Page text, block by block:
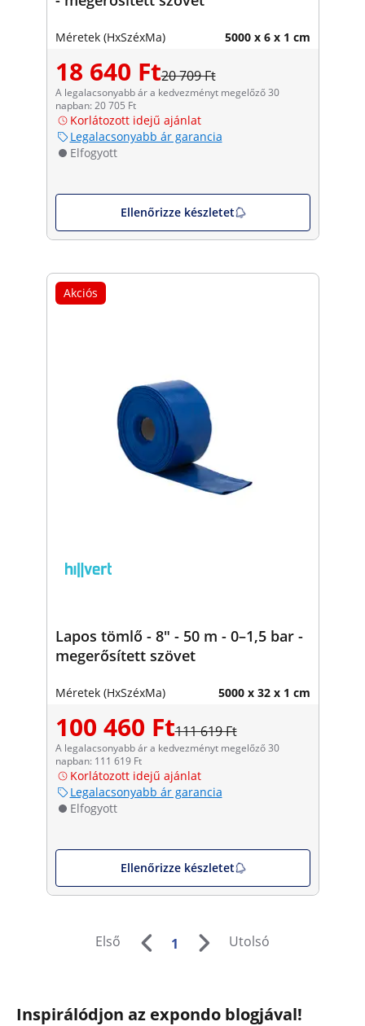
Méretek (HxSzéxMa) 5000 x 6 x 1 cm
18 640 Ft20 709 Ft
A legalacsonyabb ár a kedvezményt megelőző 30
napban: 20 705 Ft
Korlátozott idejű ajánlat
Legalacsonyabb ár garancia
Elfogyott
Ellenőrizze készletet
Akciós
Lapos tömlő - 8" - 50 m - 0–1,5 bar -
megerősített szövet
Méretek (HxSzéxMa) 5000 x 32 x 1 cm
100 460 Ft111 619 Ft
A legalacsonyabb ár a kedvezményt megelőző 30
napban: 111 619 Ft
Korlátozott idejű ajánlat
Legalacsonyabb ár garancia
Elfogyott
Ellenőrizze készletet
Első 1 Utolsó
Inspirálódjon az expondo blogjával!